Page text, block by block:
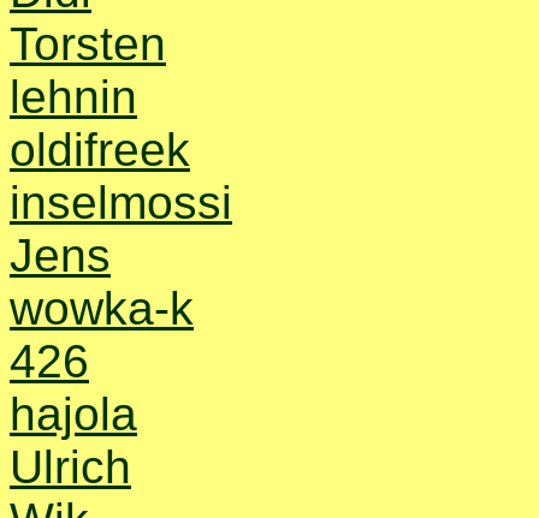
Torsten
lehnin
oldifreek
inselmossi
Jens
wowka-k
426
hajola
Ulrich